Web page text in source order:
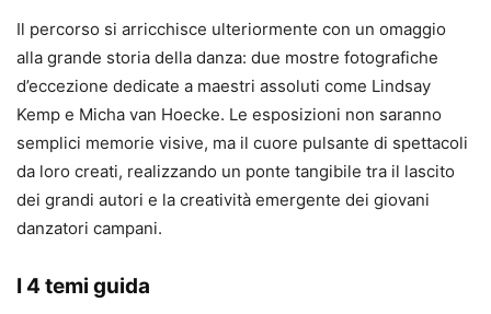
Il percorso si arricchisce ulteriormente con un omaggio
alla grande storia della danza: due mostre fotografiche
d’eccezione dedicate a maestri assoluti come Lindsay
Kemp e Micha van Hoecke. Le esposizioni non saranno
semplici memorie visive, ma il cuore pulsante di spettacoli
da loro creati, realizzando un ponte tangibile tra il lascito
dei grandi autori e la creatività emergente dei giovani
danzatori campani.
I 4 temi guida